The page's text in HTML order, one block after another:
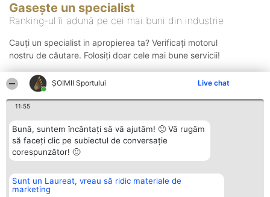
ȘOIMII Sportului Live chat
11:55
Bună, suntem încântați să vă ajutăm! 🙂 Vă rugăm
să faceți clic pe subiectul de conversație
corespunzător! 🙂
Sunt un Laureat, vreau să ridic materiale de
marketing
Gasește un specialist
Ranking-ul îi adună pe cei mai buni din industrie
Cauți un specialist in apropierea ta? Verificați motorul
nostru de căutare. Folosiți doar cele mai bune servicii!
Organizator Ranking
BRIGHT SOLUTIONS BR SRL
Plebiscyt Contact